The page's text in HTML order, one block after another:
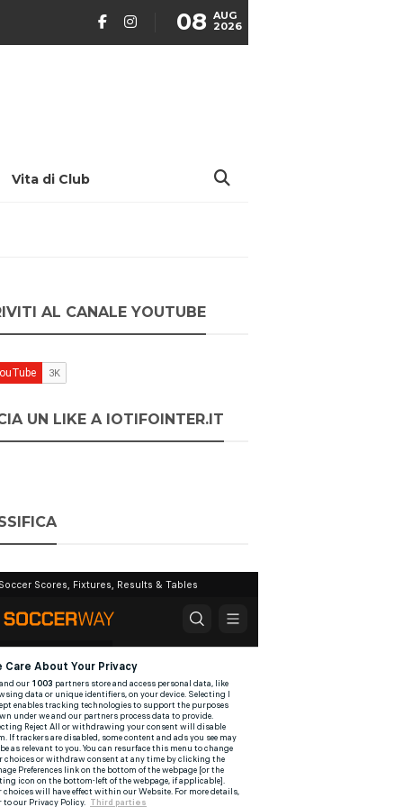
08 AUG
2026
Vita di Club
AL CANALE YOUTUBE
UN LIKE A IOTIFOINTER.IT